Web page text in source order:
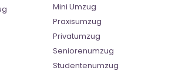
Mini Umzug
Praxisumzug
Privatumzug
Seniorenumzug
Studentenumzug